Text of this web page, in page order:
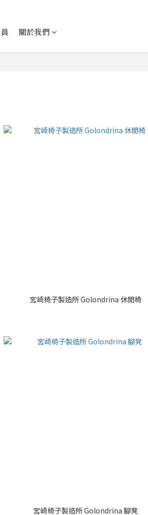
關於我們
宮崎椅子製造所 Golondrina 休閒椅
宮崎椅子製造所 Golondrina 腳凳